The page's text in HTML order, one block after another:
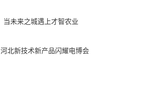
当未来之城遇上才智农业